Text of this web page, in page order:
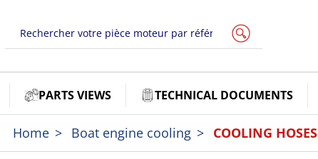
PARTS VIEWS TECHNICAL DOCUMENTS
Home Boat engine cooling COOLING HOSES